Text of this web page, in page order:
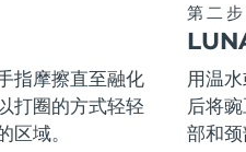
指摩擦直至融化
打圈的方式轻轻
区域。
第二步
用温
后将
部和